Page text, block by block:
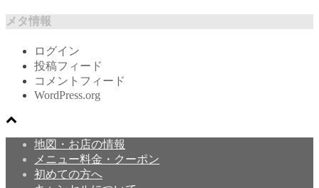
メタ情報
ログイン
投稿フィード
コメントフィード
WordPress.org
地図・お店の情報
メニュー料金・クーポン
初めての方へ